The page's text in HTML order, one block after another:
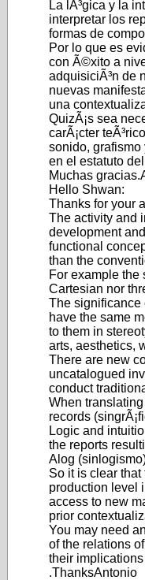
La lÃ³gica y la
interpretar los
formas de
Por lo que es
con Ã©xito a
adquisiciÃ³n de
nuevas
una
QuizÃ¡s sea
carÃ¡cter
sonido,
en el estatuto
Muchas
Hello Shwan:
Thanks for your
The activity and
development
functional
than the
For example the
Cartesian nor
The significance
have the same
to them in
arts, aesthetics,
There are new
uncatalogued
conduct
When
records
Logic and
the reports
Alog
So it is clear
production level
access to new
prior
You may need
of the relations
their
.ThanksAntonio